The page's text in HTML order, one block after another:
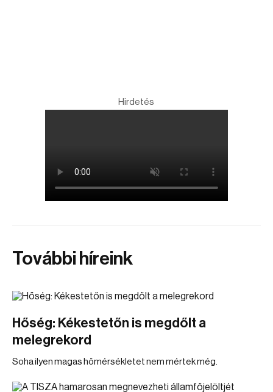
Hirdetés
További híreink
Hőség: Kékestetőn is megdőlt a
melegrekord
Soha ilyen magas hőmérsékletet nem mértek még.